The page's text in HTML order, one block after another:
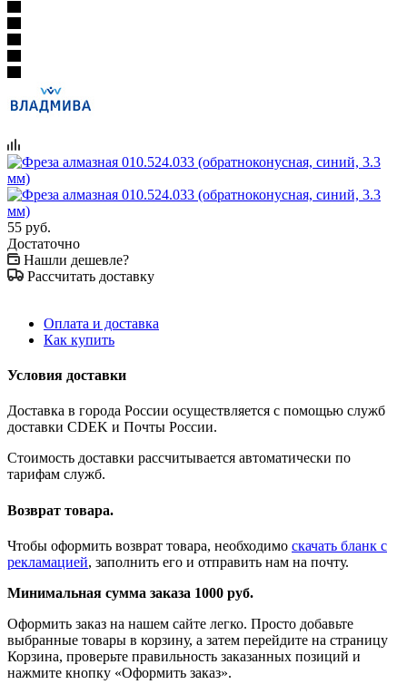
55 руб.
Достаточно
Нашли дешевле?
Рассчитать доставку
Оплата и доставка
Как купить
Условия доставки
Доставка в города России осуществляется с помощью служб
доставки CDEK и Почты России.
Стоимость доставки рассчитывается автоматически по
тарифам служб.
Возврат товара.
Чтобы оформить возврат товара, необходимо скачать бланк с
рекламацией, заполнить его и отправить нам на почту.
Минимальная сумма заказа 1000 руб.
Оформить заказ на нашем сайте легко. Просто добавьте
выбранные товары в корзину, а затем перейдите на страницу
Корзина, проверьте правильность заказанных позиций и
нажмите кнопку «Оформить заказ».